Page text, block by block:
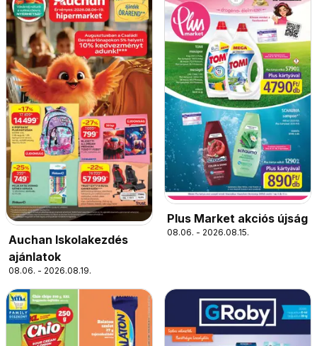
Auchan Iskolakezdés
ajánlatok
08.06. - 2026.08.19.
Plus Market akciós újság
08.06. - 2026.08.15.